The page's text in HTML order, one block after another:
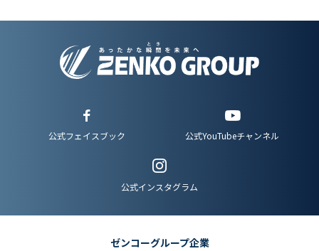
公式フェイスブック 公式YouTubeチャンネル
公式インスタグラム
ゼンコーグループ企業